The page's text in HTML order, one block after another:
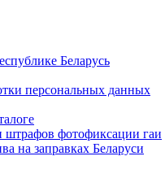
Беларусь
персональных данных
штрафов фотофиксации гаи
на заправках Беларуси